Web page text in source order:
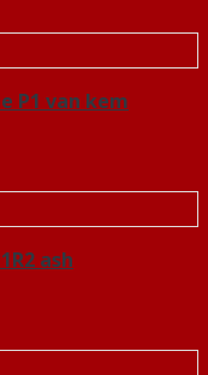
P1 van kem
ash